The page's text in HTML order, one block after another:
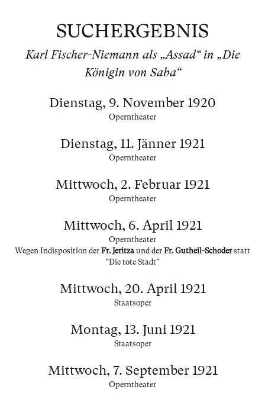
SUCHERGEBNIS
Karl Fischer-Niemann als „Assad“ in „Die
Königin von Saba“
Dienstag, 9. November 1920
Operntheater
Dienstag, 11. Jänner 1921
Operntheater
Mittwoch, 2. Februar 1921
Operntheater
Mittwoch, 6. April 1921
Operntheater
Wegen Indisposition der Fr. Jeritza und der Fr. Gutheil-Schoderstatt
"Die tote Stadt"
Mittwoch, 20. April 1921
Staatsoper
Montag, 13. Juni 1921
Staatsoper
Mittwoch, 7. September 1921
Operntheater